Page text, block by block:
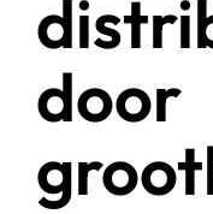
door